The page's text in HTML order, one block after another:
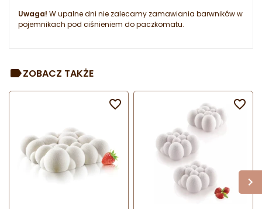
Uwaga! W upalne dni nie zalecamy zamawiania barwników w
pojemnikach pod ciśnieniem do paczkomatu.
ZOBACZ TAKŻE
 